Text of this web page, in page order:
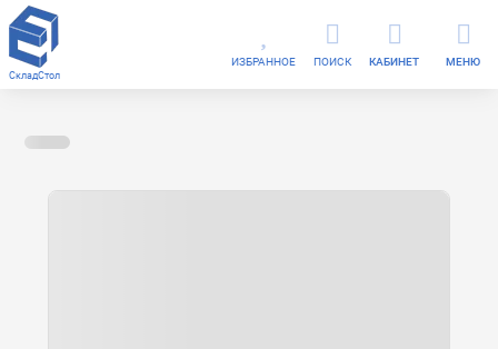
СкладСтол
ИЗБРАННОЕ ПОИСК КАБИНЕТ МЕНЮ